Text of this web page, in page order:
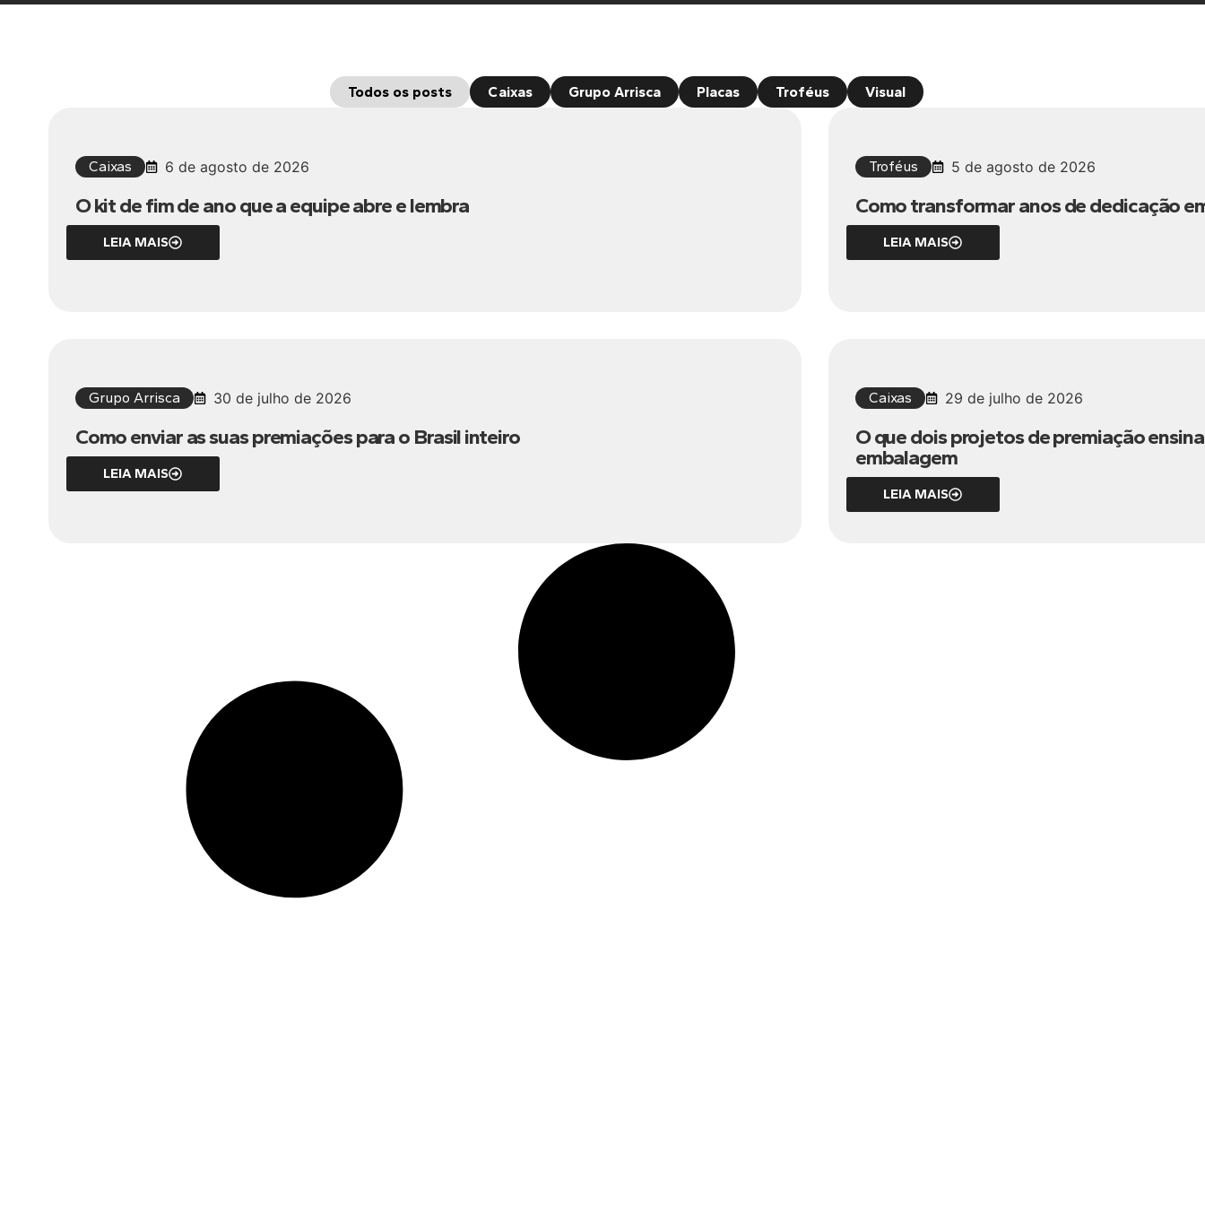
Caixas Grupo Arrisca Placas Troféus Visual
Todos os posts
Caixas 6 de agosto de 2026
O kit de fim de ano que a equipe abre e lembra
LEIA MAIS
Troféus 5 de agosto de 2026
Como transformar anos de dedicação
LEIA MAIS
Grupo Arrisca 30 de julho de 2026
Como enviar as suas premiações para o Brasil inteiro
LEIA MAIS
Caixas 29 de julho de 2026
O que dois projetos de premiação
embalagem
LEIA MAIS